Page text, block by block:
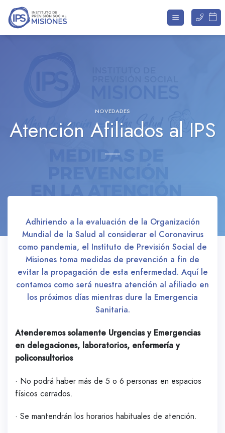
Saltar
contenido
NOVEDADES
Atención Afiliados al IPS
Adhiriendo a la evaluación de la Organización
Mundial de la Salud al considerar el Coronavirus
como pandemia, el Instituto de Previsión Social de
Misiones toma medidas de prevención a fin de
evitar la propagación de esta enfermedad. Aquí le
contamos como será nuestra atención al afiliado en
los próximos días mientras dure la Emergencia
Sanitaria.
Atenderemos solamente Urgencias y Emergencias
en delegaciones, laboratorios, enfermería y
policonsultorios
· No podrá haber más de 5 o 6 personas en espacios
físicos cerrados.
· Se mantendrán los horarios habituales de atención.